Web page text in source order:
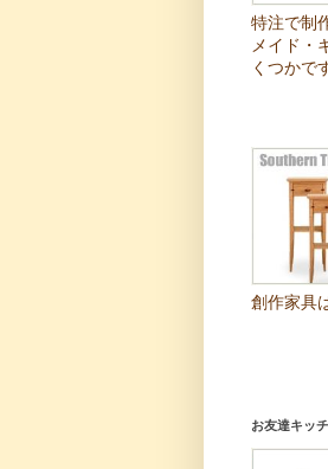
特注で制
メイド・
くつかで
創作家具
お友達キッ